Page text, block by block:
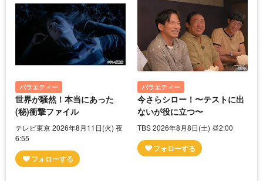
バラエティー
世界が騒然！本当にあった
(秘)衝撃ファイル
テレビ東京 2026年8月11日(火) 夜
6:55
バラエティー
今さらシロー！〜テストに出
ないが役に立つ〜
TBS 2026年8月8日(土) 昼2:00